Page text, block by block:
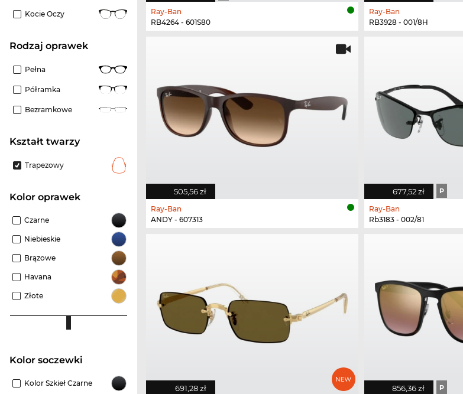
Kocie Oczy
rodzaj oprawek
Pełna
Półramka
Bezramkowe
kształt twarzy
Trapezowy
kolor oprawek
Czarne
Niebieskie
Brązowe
Havana
Złote
Kolor soczewki
Kolor Szkieł Czarne
Ray-Ban
RB4264 - 601S80
Ray-Ban
RB3928 - 001/8H
505,56 zł
Ray-Ban
ANDY - 607313
677,52 zł P
Ray-Ban
Rb3183 - 002/81
691,28 zł 856,36 zł P